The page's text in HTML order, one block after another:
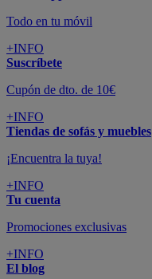
Todo en tu móvil
+INFO
Suscríbete
Cupón de dto. de 10€
+INFO
Tiendas de sofás y muebles
¡Encuentra la tuya!
+INFO
Tu cuenta
Promociones exclusivas
+INFO
El blog